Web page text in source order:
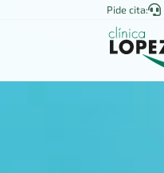
Pide cita: